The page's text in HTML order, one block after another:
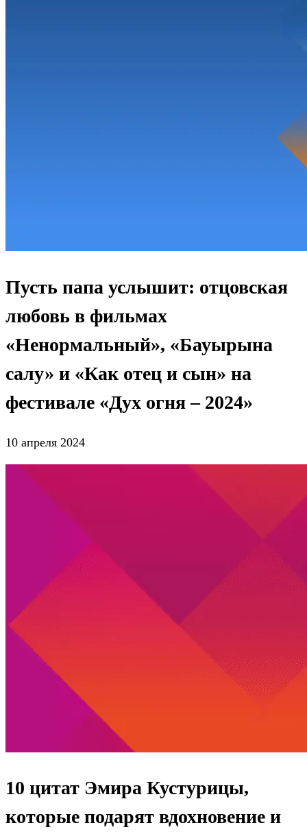
Пусть папа услышит: отцовская
любовь в фильмах
«Ненормальный», «Бауырына
салу» и «Как отец и сын» на
фестивале «Дух огня – 2024»
10 апреля 2024
10 цитат Эмира Кустурицы,
которые подарят вдохновение и